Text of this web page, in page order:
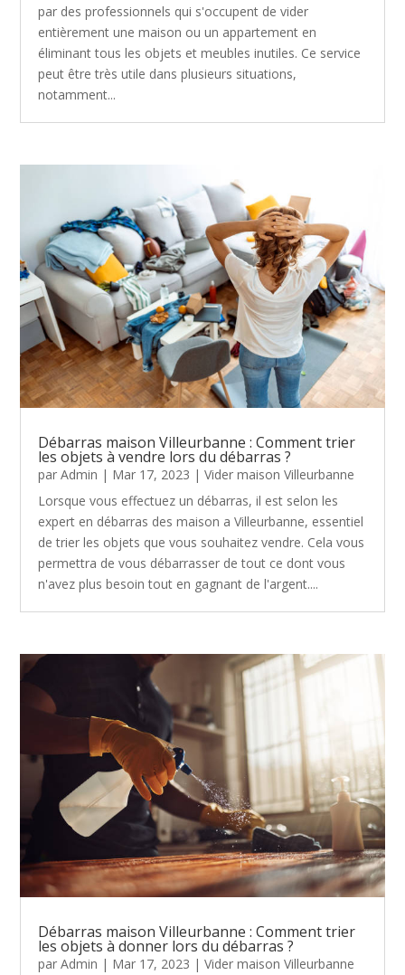
par des professionnels qui s'occupent de vider
entièrement une maison ou un appartement en
éliminant tous les objets et meubles inutiles. Ce service
peut être très utile dans plusieurs situations,
notamment...
Débarras maison Villeurbanne : Comment trier
les objets à vendre lors du débarras ?
parAdmin | Mar 17, 2023 |Vider maison Villeurbanne
Lorsque vous effectuez un débarras, il est selon les
expert en débarras des maison a Villeurbanne, essentiel
de trier les objets que vous souhaitez vendre. Cela vous
permettra de vous débarrasser de tout ce dont vous
n'avez plus besoin tout en gagnant de l'argent....
Débarras maison Villeurbanne : Comment trier
les objets à donner lors du débarras ?
parAdmin | Mar 17, 2023 |Vider maison Villeurbanne